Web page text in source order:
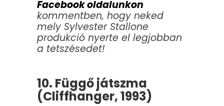
Facebook oldalunkon
kommentben, hogy neked
mely Sylvester Stallone
produkció nyerte el legjobban
a tetszésedet!
10. Függő játszma
(Cliffhanger, 1993)